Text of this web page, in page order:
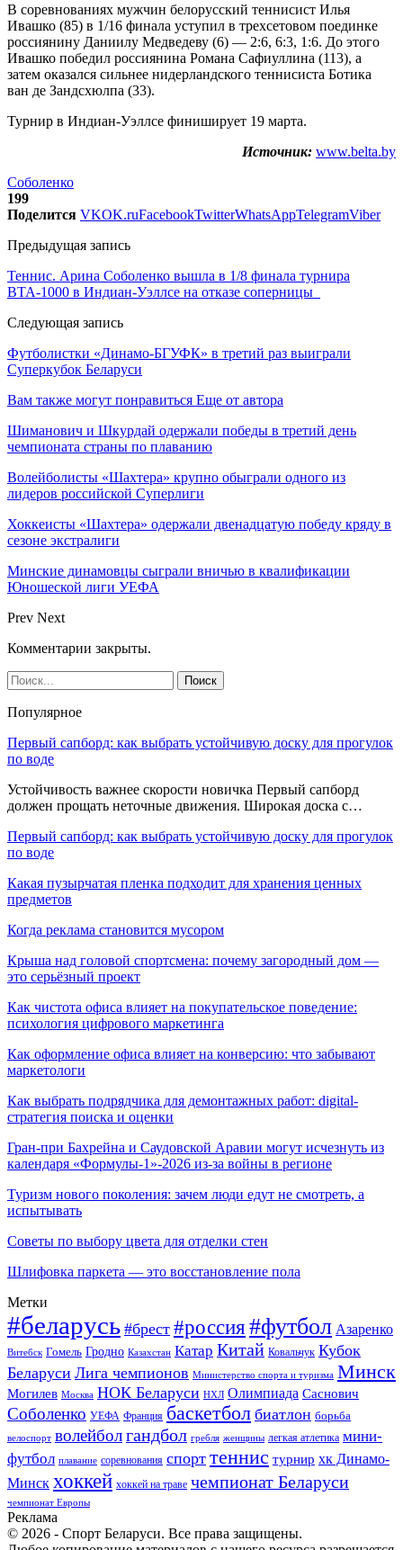
В соревнованиях мужчин белорусский теннисист Илья
Ивашко (85) в 1/16 финала уступил в трехсетовом поединке
россиянину Даниилу Медведеву (6) — 2:6, 6:3, 1:6. До этого
Ивашко победил россиянина Романа Сафиуллина (113), а
затем оказался сильнее нидерландского теннисиста Ботика
ван де Зандсхюлпа (33).
Турнир в Индиан-Уэллсе финиширует 19 марта.
Источник: www.belta.by
Соболенко
199
Поделится VKOK.ruFacebookTwitterWhatsAppTelegramViber
Предыдущая запись
Теннис. Арина Соболенко вышла в 1/8 финала турнира
ВТА-1000 в Индиан-Уэллсе на отказе соперницы
Следующая запись
Футболистки «Динамо-БГУФК» в третий раз выиграли
Суперкубок Беларуси
Вам также могут понравиться Еще от автора
Шиманович и Шкурдай одержали победы в третий день
чемпионата страны по плаванию
Волейболисты «Шахтера» крупно обыграли одного из
лидеров российской Суперлиги
Хоккеисты «Шахтера» одержали двенадцатую победу кряду в
сезоне экстралиги
Минские динамовцы сыграли вничью в квалификации
Юношеской лиги УЕФА
Prev Next
Комментарии закрыты.
Популярное
Первый сапборд: как выбрать устойчивую доску для прогулок
по воде
Устойчивость важнее скорости новичка Первый сапборд
должен прощать неточные движения. Широкая доска с…
Первый сапборд: как выбрать устойчивую доску для прогулок
по воде
Какая пузырчатая пленка подходит для хранения ценных
предметов
Когда реклама становится мусором
Крыша над головой спортсмена: почему загородный дом —
это серьёзный проект
Как чистота офиса влияет на покупательское поведение:
психология цифрового маркетинга
Как оформление офиса влияет на конверсию: что забывают
маркетологи
Как выбрать подрядчика для демонтажных работ: digital-
стратегия поиска и оценки
Гран-при Бахрейна и Саудовской Аравии могут исчезнуть из
календаря «Формулы-1»-2026 из-за войны в регионе
Туризм нового поколения: зачем люди едут не смотреть, а
испытывать
Советы по выбору цвета для отделки стен
Шлифовка паркета — это восстановление пола
Метки
#беларусь #брест #россия#футбол Азаренко
Витебск Гомель Гродно Казахстан Катар Китай Ковальчук Кубок
Беларуси Лига чемпионов Министерство спорта и туризма Минск
Могилев Москва НОК Беларуси НХЛ Олимпиада Саснович
Соболенко УЕФА Франция баскетбол биатлон борьба
велоспорт волейболгандбол гребля женщины легкая атлетика мини-
футбол плавание соревнования спорт теннис турнир хк Динамо-
Минск хоккей хоккей на траве чемпионат Беларуси
чемпионат Европы
Реклама
© 2026 - Спорт Беларуси. Все права защищены.